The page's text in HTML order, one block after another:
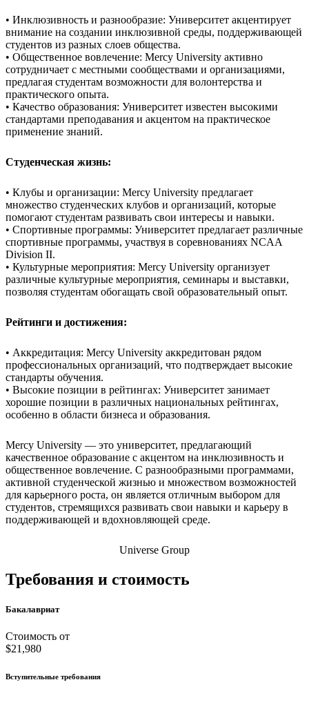
• Инклюзивность и разнообразие: Университет акцентирует
внимание на создании инклюзивной среды, поддерживающей
студентов из разных слоев общества.
• Общественное вовлечение: Mercy University активно
сотрудничает с местными сообществами и организациями,
предлагая студентам возможности для волонтерства и
практического опыта.
• Качество образования: Университет известен высокими
стандартами преподавания и акцентом на практическое
применение знаний.
Студенческая жизнь:
• Клубы и организации: Mercy University предлагает
множество студенческих клубов и организаций, которые
помогают студентам развивать свои интересы и навыки.
• Спортивные программы: Университет предлагает различные
спортивные программы, участвуя в соревнованиях NCAA
Division II.
• Культурные мероприятия: Mercy University организует
различные культурные мероприятия, семинары и выставки,
позволяя студентам обогащать свой образовательный опыт.
Рейтинги и достижения:
• Аккредитация: Mercy University аккредитован рядом
профессиональных организаций, что подтверждает высокие
стандарты обучения.
• Высокие позиции в рейтингах: Университет занимает
хорошие позиции в различных национальных рейтингах,
особенно в области бизнеса и образования.
Mercy University — это университет, предлагающий
качественное образование с акцентом на инклюзивность и
общественное вовлечение. С разнообразными программами,
активной студенческой жизнью и множеством возможностей
для карьерного роста, он является отличным выбором для
студентов, стремящихся развивать свои навыки и карьеру в
поддерживающей и вдохновляющей среде.
Universe Group
Требования и стоимость
Бакалавриат
Стоимость от
$21,980
Вступительные требования